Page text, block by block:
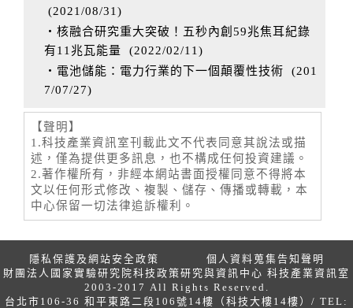
(2021/08/31 )
‧核融合研究重大突破！五秒內創59兆焦耳紀錄
有11兆瓦能量 (2022/02/11 )
‧電池儲能：電力行業的下一個顛覆性技術 (201
7/07/27)
【聲明】
1.科技產業資訊室刊載此文不代表同意其說法或描
述，僅為提供更多訊息，也不構成任何投資建議。
2.著作權所有，非經本網站書面授權同意不得將本
文以任何形式修改、複製、儲存、傳播或轉載，本
中心保留一切法律追訴權利。
隱私保護及網站安全政策
個人資料蒐集告知聲明
財團法人國家實驗研究院科技政策研究與資訊中心 科技產業資訊室
2003-2017 All Rights Reserved.
台北市106-36 和平東路二段106號14樓（科技大樓14樓）/ TEL: